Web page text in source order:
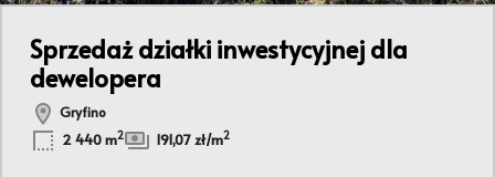
Sprzedaż działki inwestycyjnej dla
dewelopera
Gryfino
2 440 m2 191,07 zł/m2